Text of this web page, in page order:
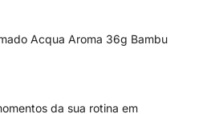
Acqua Aroma 36g Bambu
da sua rotina em